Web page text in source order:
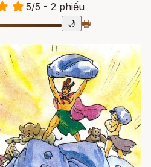
5/5 - 2phiếu
🌙 🖶